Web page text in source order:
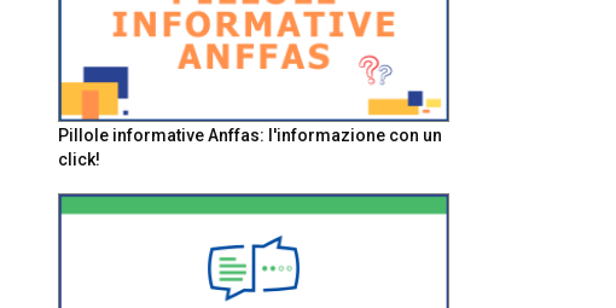
Pillole informative Anffas: l'informazione con un
click!